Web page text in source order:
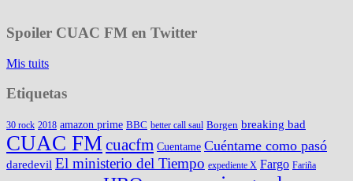
Spoiler CUAC FM en Twitter
Mis tuits
Etiquetas
30 rock 2018 amazon prime BBC better call saul Borgen breaking bad
CUAC FMcuacfm Cuentame Cuéntame como pasó
daredevil El ministerio del Tiempo expediente X Fargo Fariña